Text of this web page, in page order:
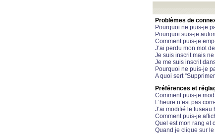
Problèmes de
Pourquoi ne puis-je
Pourquoi suis-je
Comment puis-je
J’ai perdu mon mot
Je suis inscrit mais
Je me suis inscrit
Pourquoi ne puis-je
A quoi sert
Préférences et
Comment puis-je
L’heure n’est pas
J’ai modifié le fuseau
Comment puis-je
Quel est mon rang et
Quand je clique sur le